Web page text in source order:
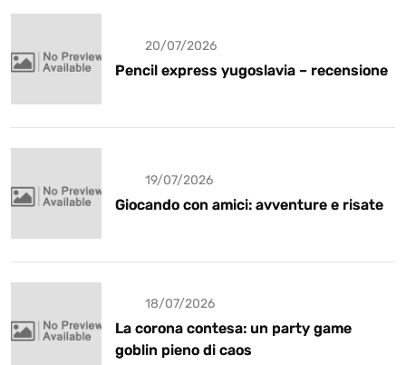
20/07/2026
Pencil express yugoslavia – recensione
19/07/2026
Giocando con amici: avventure e risate
18/07/2026
La corona contesa: un party game
goblin pieno di caos